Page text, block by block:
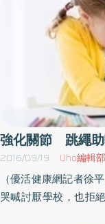
強化關節 跳繩
2016/09/19 Uho編輯部
（優活健康網記者徐
哭喊討厭學校，也拒